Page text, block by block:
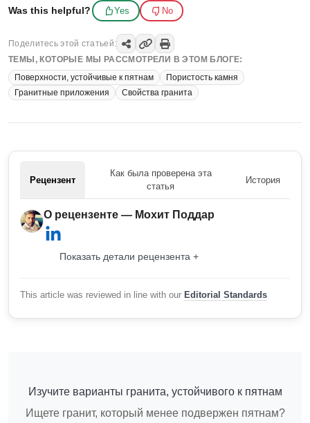
Was this helpful? Yes No
Поделитесь этой статьей:
ТЕМЫ, КОТОРЫЕ МЫ РАССМОТРЕЛИ В ЭТОМ БЛОГЕ:
Поверхности, устойчивые к пятнам
Пористость камня
Гранитные приложения
Свойства гранита
Рецензент
Как была проверена эта
статья
История
О рецензенте — Мохит Поддар
Показать детали рецензента +
This article was reviewed in line with our Editorial Standards
Изучите варианты гранита, устойчивого к пятнам
Ищете гранит, который менее подвержен пятнам?